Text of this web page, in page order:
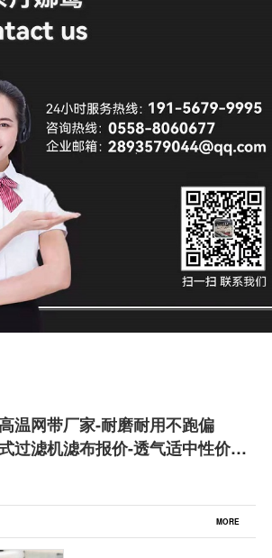
温网带厂家-耐磨耐用不跑偏
过滤机滤布报价-透气适中性价比
MORE